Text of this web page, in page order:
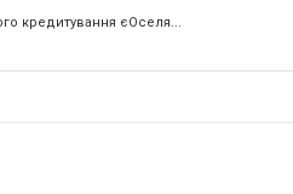
кредитування єОселя...